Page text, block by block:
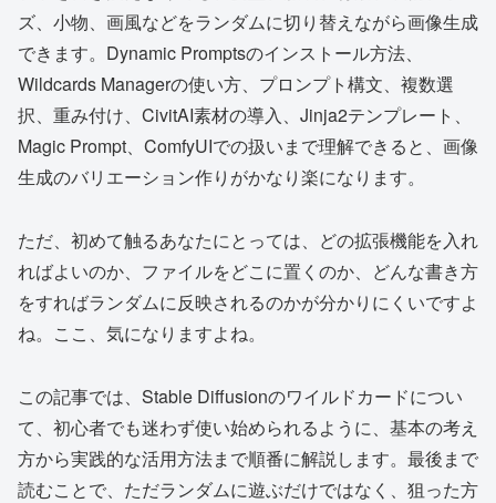
ズ、小物、画風などをランダムに切り替えながら画像生成
できます。Dynamic Promptsのインストール方法、
Wildcards Managerの使い方、プロンプト構文、複数選
択、重み付け、CivitAI素材の導入、Jinja2テンプレート、
Magic Prompt、ComfyUIでの扱いまで理解できると、画像
生成のバリエーション作りがかなり楽になります。
ただ、初めて触るあなたにとっては、どの拡張機能を入れ
ればよいのか、ファイルをどこに置くのか、どんな書き方
をすればランダムに反映されるのかが分かりにくいですよ
ね。ここ、気になりますよね。
この記事では、Stable Diffusionのワイルドカードについ
て、初心者でも迷わず使い始められるように、基本の考え
方から実践的な活用方法まで順番に解説します。最後まで
読むことで、ただランダムに遊ぶだけではなく、狙った方